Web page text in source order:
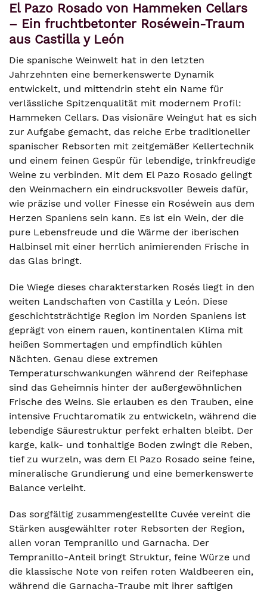
El Pazo Rosado von Hammeken Cellars
– Ein fruchtbetonter Roséwein-Traum
aus Castilla y León
Die spanische Weinwelt hat in den letzten
Jahrzehnten eine bemerkenswerte Dynamik
entwickelt, und mittendrin steht ein Name für
verlässliche Spitzenqualität mit modernem Profil:
Hammeken Cellars. Das visionäre Weingut hat es sich
zur Aufgabe gemacht, das reiche Erbe traditioneller
spanischer Rebsorten mit zeitgemäßer Kellertechnik
und einem feinen Gespür für lebendige, trinkfreudige
Weine zu verbinden. Mit dem El Pazo Rosado gelingt
den Weinmachern ein eindrucksvoller Beweis dafür,
wie präzise und voller Finesse ein Roséwein aus dem
Herzen Spaniens sein kann. Es ist ein Wein, der die
pure Lebensfreude und die Wärme der iberischen
Halbinsel mit einer herrlich animierenden Frische in
das Glas bringt.
Die Wiege dieses charakterstarken Rosés liegt in den
weiten Landschaften von Castilla y León. Diese
geschichtsträchtige Region im Norden Spaniens ist
geprägt von einem rauen, kontinentalen Klima mit
heißen Sommertagen und empfindlich kühlen
Nächten. Genau diese extremen
Temperaturschwankungen während der Reifephase
sind das Geheimnis hinter der außergewöhnlichen
Frische des Weins. Sie erlauben es den Trauben, eine
intensive Fruchtaromatik zu entwickeln, während die
lebendige Säurestruktur perfekt erhalten bleibt. Der
karge, kalk- und tonhaltige Boden zwingt die Reben,
tief zu wurzeln, was dem El Pazo Rosado seine feine,
mineralische Grundierung und eine bemerkenswerte
Balance verleiht.
Das sorgfältig zusammengestellte Cuvée vereint die
Stärken ausgewählter roter Rebsorten der Region,
allen voran Tempranillo und Garnacha. Der
Tempranillo-Anteil bringt Struktur, feine Würze und
die klassische Note von reifen roten Waldbeeren ein,
während die Garnacha-Traube mit ihrer saftigen